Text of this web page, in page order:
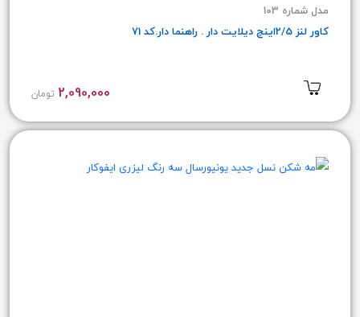
مدل شماره 103
کاور لنز 2/5اینچ دیلایت دار . راهنما دار.کد 71
2,090,000 تومان